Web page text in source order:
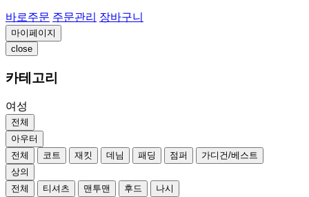
바로주문 주문관리 장바구니
마이페이지
close
카테고리
여성
전체
아우터
전체
코트 재킷 데님 패딩 점퍼
가디건/베스트
상의
전체
티셔츠 맨투맨 후드
나시